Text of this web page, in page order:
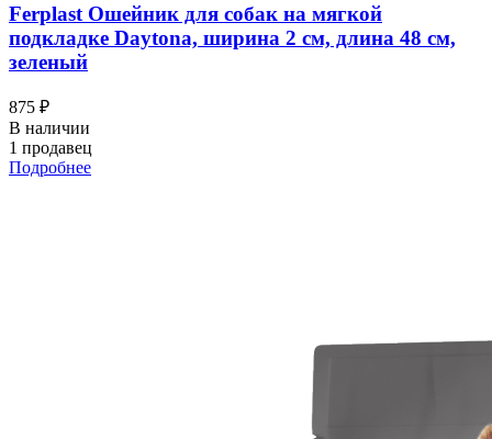
Ferplast Ошейник для собак на мягкой
подкладке Daytona, ширина 2 см, длина 48 см,
зеленый
875 ₽
В наличии
1 продавец
Подробнее